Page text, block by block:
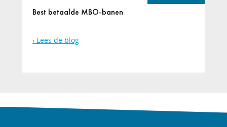
Best betaalde MBO-banen
Lees de blog